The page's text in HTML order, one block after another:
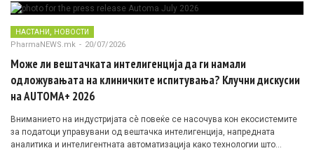
НАСТАНИ, НОВОСТИ
PharmaNEWS.mk - 20/07/2026
Може ли вештачката интелигенција да ги намали
одложувањата на клиничките испитувања? Клучни дискусии
на AUTOMA+ 2026
Вниманието на индустријата сè повеќе се насочува кон екосистемите
за податоци управувани од вештачка интелигенција, напредната
аналитика и интелигентната автоматизација како технологии што